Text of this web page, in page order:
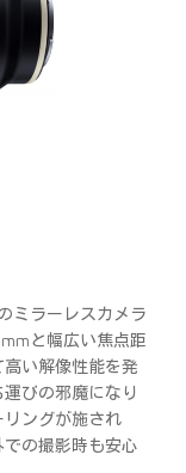
ミラーレスカメラ
と幅広い焦点距
い解像性能を発
びの邪魔になり
ングが施され
の撮影時も安心